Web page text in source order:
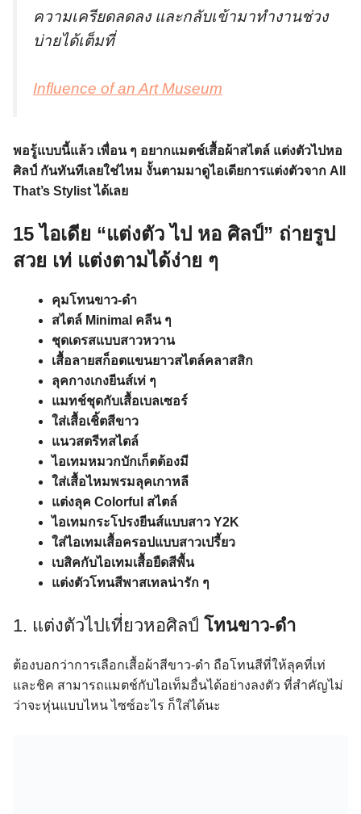
ความเครียดลดลง และกลับเข้ามาทำงานช่วง
บ่ายได้เต็มที่
Influence of an Art Museum
พอรู้แบบนี้แล้ว เพื่อน ๆ อยากแมตช์เสื้อผ้าสไตล์ แต่งตัวไปหอ
ศิลป์ กันทันทีเลยใช่ไหม งั้นตามมาดูไอเดียการแต่งตัวจาก All
That’s Stylist ได้เลย
15 ไอเดีย “แต่งตัว ไป หอ ศิลป์” ถ่ายรูป
สวย เท่ แต่งตามได้ง่าย ๆ
คุมโทนขาว-ดำ
สไตล์ Minimal คลีน ๆ
ชุดเดรสแบบสาวหวาน
เสื้อลายสก็อตแขนยาวสไตล์คลาสสิก
ลุคกางเกงยีนส์เท่ ๆ
แมทช์ชุดกับเสื้อเบลเซอร์
ใส่เสื้อเชิ้ตสีขาว
แนวสตรีทสไตล์
ไอเทมหมวกบักเก็ตต้องมี
ใส่เสื้อไหมพรมลุคเกาหลี
แต่งลุค Colorful สไตล์
ไอเทมกระโปรงยีนส์แบบสาว Y2K
ใส่ไอเทมเสื้อครอปแบบสาวเปรี้ยว
เบสิคกับไอเทมเสื้อยืดสีพื้น
แต่งตัวโทนสีพาสเทลน่ารัก ๆ
1. แต่งตัวไปเที่ยวหอศิลป์ โทนขาว-ดำ
ต้องบอกว่าการเลือกเสื้อผ้าสีขาว-ดำ ถือโทนสีที่ให้ลุคที่เท่
และชิค สามารถแมตช์กับไอเท็มอื่นได้อย่างลงตัว ที่สำคัญไม่
ว่าจะหุ่นแบบไหน ไซซ์อะไร ก็ใส่ได้นะ